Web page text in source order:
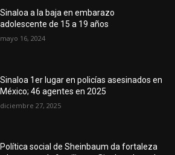
Sinaloa a la baja en embarazo
adolescente de 15 a 19 años
mayo 16, 2024
Sinaloa 1er lugar en policías asesinados en
México; 46 agentes en 2025
diciembre 27, 2025
Política social de Sheinbaum da fortaleza